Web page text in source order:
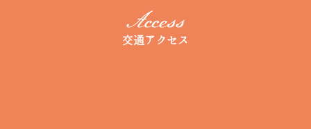
交通アクセス